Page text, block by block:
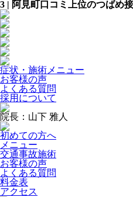
3 | 阿見町口コミ上位のつばめ
症状・施術メニュー
お客様の声
よくある質問
採用について
院長：山下 雅人
初めての方へ
メニュー
交通事故施術
お客様の声
よくある質問
料金表
アクセス